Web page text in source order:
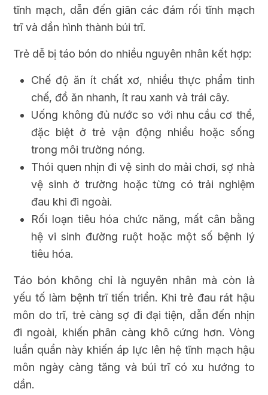
tĩnh mạch, dẫn đến giãn các đám rối tĩnh mạch
trĩ và dần hình thành búi trĩ.
Trẻ dễ bị táo bón do nhiều nguyên nhân kết hợp:
Chế độ ăn ít chất xơ, nhiều thực phẩm tinh
chế, đồ ăn nhanh, ít rau xanh và trái cây.
Uống không đủ nước so với nhu cầu cơ thể,
đặc biệt ở trẻ vận động nhiều hoặc sống
trong môi trường nóng.
Thói quen nhịn đi vệ sinh do mải chơi, sợ nhà
vệ sinh ở trường hoặc từng có trải nghiệm
đau khi đi ngoài.
Rối loạn tiêu hóa chức năng, mất cân bằng
hệ vi sinh đường ruột hoặc một số bệnh lý
tiêu hóa.
Táo bón không chỉ là nguyên nhân mà còn là
yếu tố làm bệnh trĩ tiến triển. Khi trẻ đau rát hậu
môn do trĩ, trẻ càng sợ đi đại tiện, dẫn đến nhịn
đi ngoài, khiến phân càng khô cứng hơn. Vòng
luẩn quẩn này khiến áp lực lên hệ tĩnh mạch hậu
môn ngày càng tăng và búi trĩ có xu hướng to
dần.